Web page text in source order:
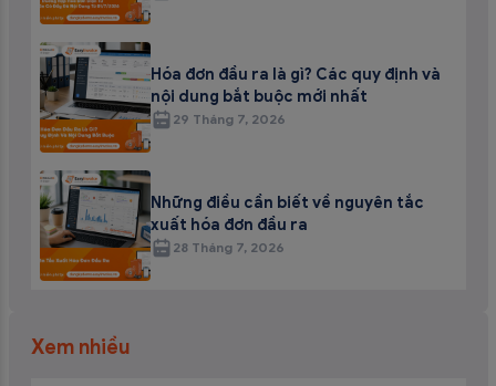
Hóa đơn đầu ra là gì? Các quy định và
nội dung bắt buộc mới nhất
29 Tháng 7, 2026
Những điều cần biết về nguyên tắc
xuất hóa đơn đầu ra
28 Tháng 7, 2026
Xem nhiều